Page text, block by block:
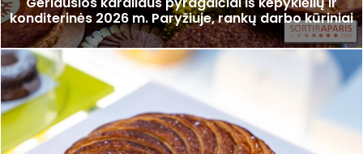
konditerinės 2026 m. Paryžiuje, rankų darbo kūriniai